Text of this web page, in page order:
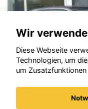
Wir
Diese Webseite
Technologien, um
um